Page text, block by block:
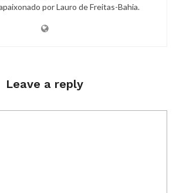
por Lauro de Freitas-Bahia.
Leave a reply